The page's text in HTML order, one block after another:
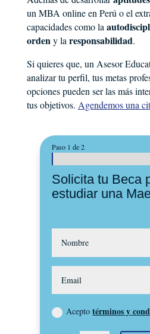
un MBA online en Perú o el
capacidades como la
ordeny laresponsabilidad.
Si quieres que, un Asesor
analizar tu perfil, tus metas
opciones pueden ser las más
tus objetivos. Agendemos una
Paso 1 de 2
Solicita tu Beca
estudiar una
Aceptotérminos y